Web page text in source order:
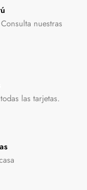
nuestras
las tarjetas.